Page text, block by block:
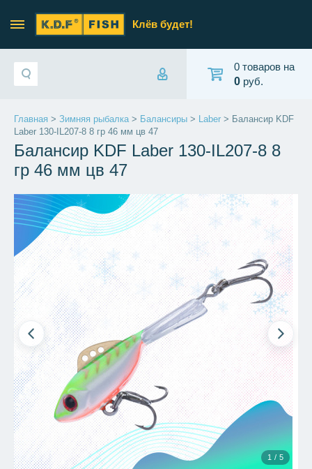
Клёв будет!
0 товаров на
0 руб.
Главная > Зимняя рыбалка> Балансиры > Laber > Балансир KDF
Laber 130-IL207-8 8 гр 46 мм цв 47
Балансир KDF Laber 130-IL207-8 8
гр 46 мм цв 47
1 / 5